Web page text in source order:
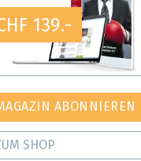
139.-
ABONNIEREN
SHOP